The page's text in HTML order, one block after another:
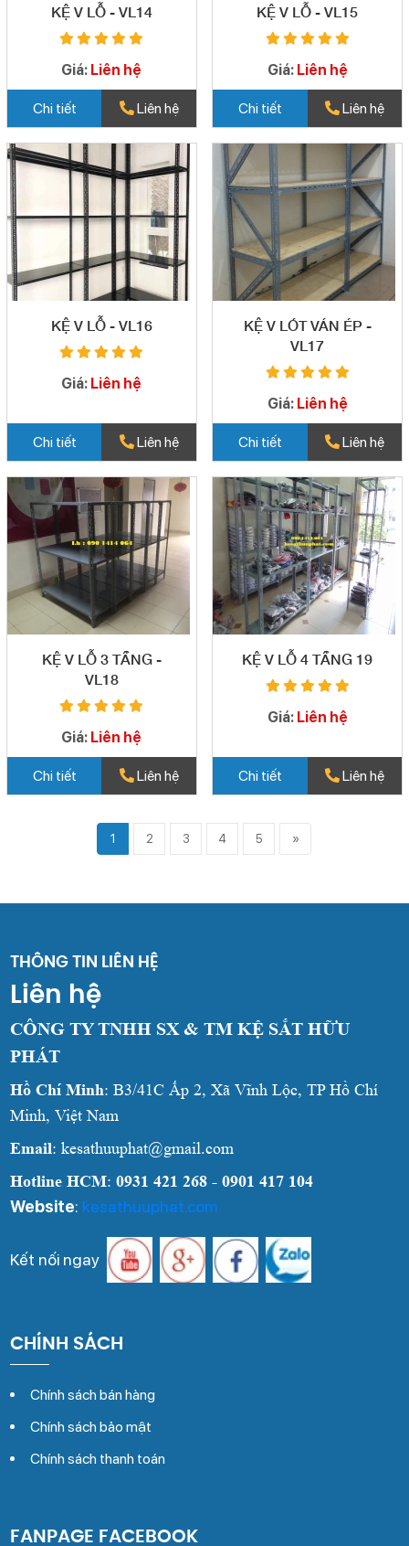
KỆ V LỖ - VL14
Giá: Liên hệ
Chi tiết Liên hệ
KỆ V LỖ - VL15
Giá: Liên hệ
Chi tiết Liên hệ
KỆ V LỖ - VL16
Giá: Liên hệ
Chi tiết Liên hệ
KỆ V LÓT VÁN ÉP -
VL17
Giá: Liên hệ
Chi tiết Liên hệ
KỆ V LỖ 3 TẦNG -
VL18
Giá: Liên hệ
Chi tiết Liên hệ
KỆ V LỖ 4 TẦNG 19
Giá: Liên hệ
Chi tiết Liên hệ
1 2 3 4 5 »
THÔNG TIN LIÊN HỆ
Liên hệ
CÔNG TY TNHH SX & TM KỆ SẮT HỮU
PHÁT
Hồ Chí Minh: B3/41C Ấp 2, Xã Vĩnh Lộc, TP Hồ Chí
Minh, Việt Nam
Email: kesathuuphat@gmail.com
Hotline HCM:0931 421 268 - 0901 417 104
Website: kesathuuphat.com
Kết nối ngay
CHÍNH SÁCH
Chính sách bán hàng
Chính sách bảo mật
Chính sách thanh toán
FANPAGE FACEBOOK